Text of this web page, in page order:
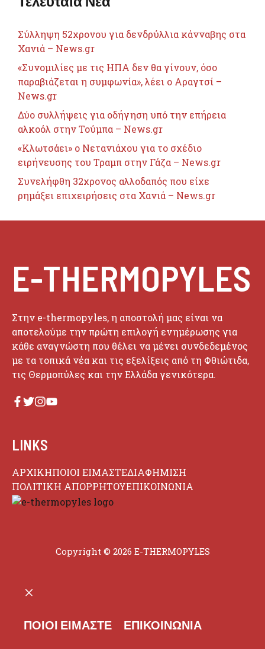
Σύλληψη 52χρονου για δενδρύλλια κάνναβης στα
Χανιά – News.gr
«Συνομιλίες με τις ΗΠΑ δεν θα γίνουν, όσο
παραβιάζεται η συμφωνία», λέει ο Αραγτσί –
News.gr
Δύο συλλήψεις για οδήγηση υπό την επήρεια
αλκοόλ στην Τούμπα – News.gr
«Κλωτσάει» ο Νετανιάχου για το σχέδιο
ειρήνευσης του Τραμπ στην Γάζα – News.gr
Συνελήφθη 32χρονος αλλοδαπός που είχε
ρημάξει επιχειρήσεις στα Χανιά – News.gr
E-THERMOPYLES
Στην e-thermopyles, η αποστολή μας είναι να
αποτελούμε την πρώτη επιλογή ενημέρωσης για
κάθε αναγνώστη που θέλει να μένει συνδεδεμένος
με τα τοπικά νέα και τις εξελίξεις από τη Φθιώτιδα,
τις Θερμοπύλες και την Ελλάδα γενικότερα.
LINKS
ΑΡΧΙΚΗΠΟΙΟΙ ΕΙΜΑΣΤΕΔΙΑΦΗΜΙΣΗ
ΠΟΛΙΤΙΚΗ ΑΠΟΡΡΗΤΟΥΕΠΙΚΟΙΝΩΝΙΑ
Copyright © 2026 E-THERMOPYLES
ΠΟΙΟΙ ΕΊΜΑΣΤΕ ΕΠΙΚΟΙΝΩΝΊΑ